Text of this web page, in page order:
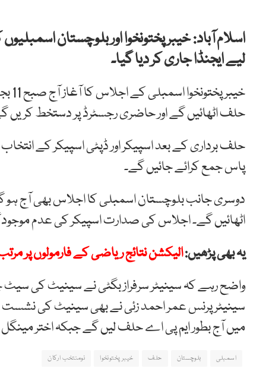
اسلام آباد: خیبر پختونخوا اور بلوچستان
لیے ایجنڈا جاری کر دیا گیا۔
حلف اٹھائیں گے اور حاضری رجسٹرڈ پر دستخط کریں
پاس جمع کرائے جائیں گے۔
اٹھائیں گے۔ اجلاس کی صدارت اسپیکر کی عدم
یہ بھی پڑھیں:الیکشن نتائج ریاضی کے فارمولوں پر
واضح رہے کہ سینیٹر سرفراز بگٹی نے سینیٹ کی
سینیٹر پرنس عمر احمد زئی نے بھی سینیٹ کی
میں آج بطور ایم پی اے حلف لیں گے جبکہ اختر
اسمبلی بلوچستان حلف خیبر پختونخوا نومنتخب ارکان